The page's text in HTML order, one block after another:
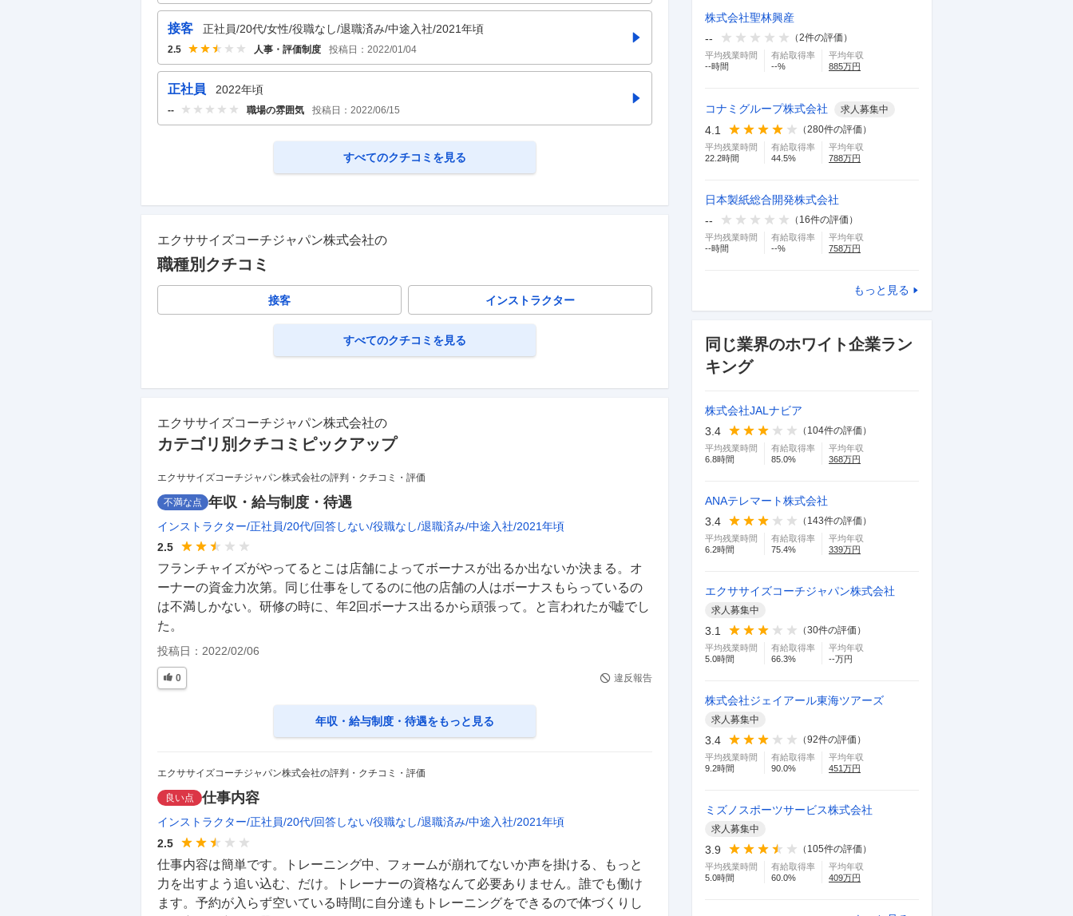
接客 正社員/20代/女性/役職なし/退職済み/中途入社/2021年頃
2.5 人事・評価制度 投稿日： 2022/01/04
正社員 2022年頃
-- 職場の雰囲気 投稿日： 2022/06/15
すべてのクチコミを見る
エクササイズコーチジャパン株式会社の
職種別クチコミ
接客 インストラクター
すべてのクチコミを見る
エクササイズコーチジャパン株式会社の
カテゴリ別クチコミピックアップ
エクササイズコーチジャパン株式会社の評判・クチコミ・評価
不満な点 年収・給与制度・待遇
インストラクター 正社員 20代 回答しない 役職なし 退職済み 中途入社 2021年頃
2.5
フランチャイズがやってるとこは店舗によってボーナスが出るか出ないか決まる。オ
ーナーの資金力次第。同じ仕事をしてるのに他の店舗の人はボーナスもらっているの
は不満しかない。研修の時に、年2回ボーナス出るから頑張って。と言われたが嘘でし
た。
投稿日： 2022/02/06
0 違反報告
年収・給与制度・待遇をもっと見る
エクササイズコーチジャパン株式会社の評判・クチコミ・評価
良い点 仕事内容
インストラクター 正社員 20代 回答しない 役職なし 退職済み 中途入社 2021年頃
2.5
仕事内容は簡単です。トレーニング中、フォームが崩れてないか声を掛ける、もっと
力を出すよう追い込む、だけ。トレーナーの資格なんて必要ありません。誰でも働け
ます。予約が入らず空いている時間に自分達もトレーニングをできるので体づくりし
株式会社聖林興産
--
（2件の評価）
平均残業時間
--時間
有給取得率
--%
平均年収
885万円
コナミグループ株式会社 求人募集中
4.1 （280件の評価）
平均残業時間
22.2時間
有給取得率
44.5%
平均年収
788万円
日本製紙総合開発株式会社
--
（ 16件の評価）
平均残業時間
--時間
有給取得率
--%
平均年収
758万円
もっと見る
同じ業界のホワイト企業ラン
キング
株式会社JALナビア
3.4
（ 104件の評価）
平均残業時間
6.8時間
有給取得率
85.0%
平均年収
368万円
ANAテレマート株式会社
3.4
（ 143件の評価）
平均残業時間
6.2時間
有給取得率
75.4%
平均年収
339万円
エクササイズコーチジャパン株式会社
求人募集中
3.1 （30件の評価）
平均残業時間
5.0時間
有給取得率
66.3%
平均年収
--万円
株式会社ジェイアール東海ツアーズ
求人募集中
3.4 （92件の評価）
平均残業時間
9.2時間
有給取得率
90.0%
平均年収
451 万円
ミズノスポーツサービス株式会社
求人募集中
3.9 （ 105件の評価）
平均残業時間
5.0時間
有給取得率
60.0%
平均年収
409万円